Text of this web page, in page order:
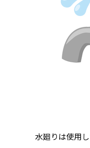
水廻りは使用